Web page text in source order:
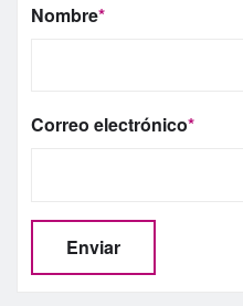
Nombre*
Correo electrónico*